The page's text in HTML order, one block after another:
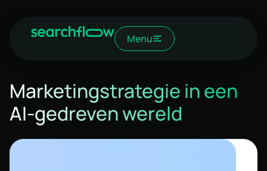
Menu
Marketingstrategie in een
AI-gedreven wereld